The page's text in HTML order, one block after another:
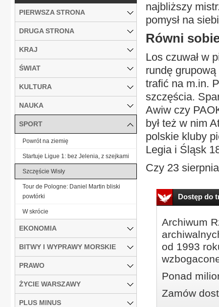
najbliższy
pomysł na
Równi
Los czuwał w
rundę
trafić na m.in.
szczęścia.
Awiw czy
był też w nim
polskie kluby
Legia i Śląsk
Czy 23
Dostęp do
Archiwum
od 1993
Ponad
Zamów
PIERWSZA STRONA
DRUGA STRONA
KRAJ
ŚWIAT
KULTURA
NAUKA
SPORT
Powrót na ziemię
Startuje Ligue 1: bez Jelenia, z szejkami
Szczęście Wisły
Tour de Pologne: Daniel Martin bliski
powtórki
W skrócie
EKONOMIA
BITWY I WYPRAWY MORSKIE
PRAWO
ŻYCIE WARSZAWY
PLUS MINUS